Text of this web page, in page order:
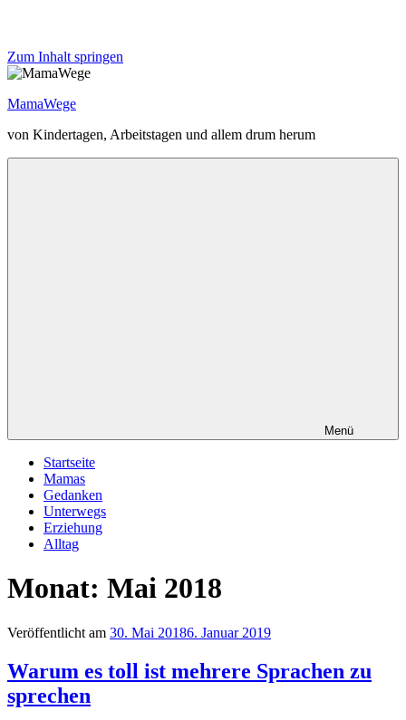
Zum Inhalt springen
MamaWege
von Kindertagen, Arbeitstagen und allem drum herum
Menü
Startseite
Mamas
Gedanken
Unterwegs
Erziehung
Alltag
Monat: Mai 2018
Veröffentlicht am 30. Mai 20186. Januar 2019
Warum es toll ist mehrere Sprachen zu
sprechen